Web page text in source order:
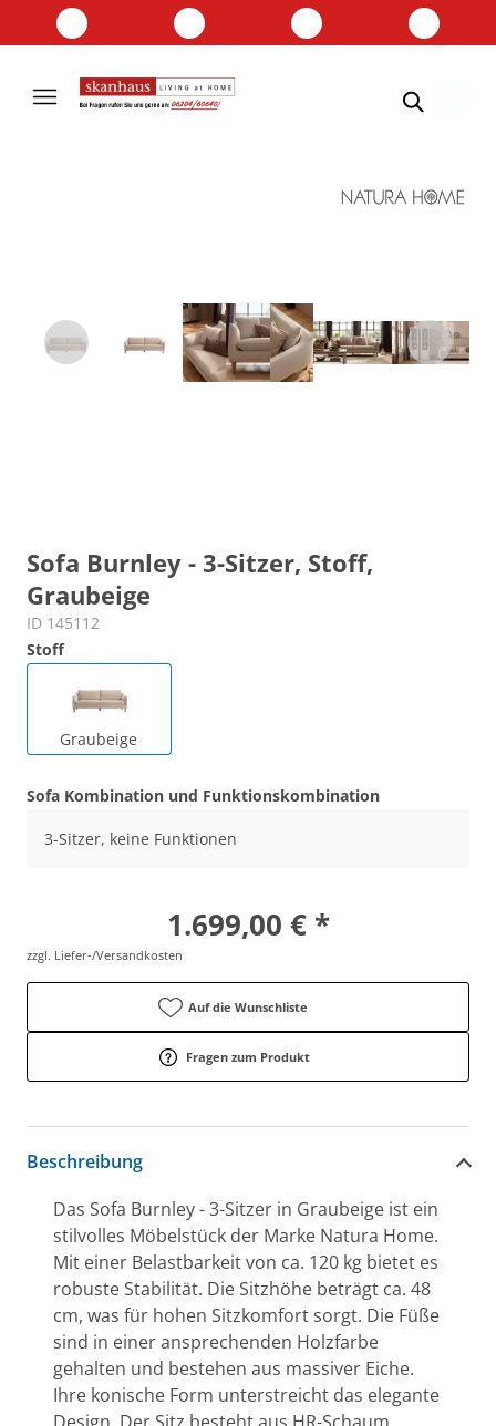
Sofa Burnley - 3-Sitzer, Stoff,
Graubeige
ID 145112
Stoff
Graubeige
Sofa Kombination und Funktionskombination
3-Sitzer, keine Funktionen
1.699,00 € *
zzgl. Liefer-/Versandkosten
Auf die Wunschliste
Fragen zum Produkt
Beschreibung
Das Sofa Burnley - 3-Sitzer in Graubeige ist ein
stilvolles Möbelstück der Marke Natura Home.
Mit einer Belastbarkeit von ca. 120 kg bietet es
robuste Stabilität. Die Sitzhöhe beträgt ca. 48
cm, was für hohen Sitzkomfort sorgt. Die Füße
sind in einer ansprechenden Holzfarbe
gehalten und bestehen aus massiver Eiche.
Ihre konische Form unterstreicht das elegante